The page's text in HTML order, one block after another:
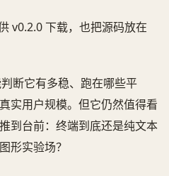
v0.2.0 下载，也把源码放在
断它有多稳、跑在哪些平
实用户规模。但它仍然值得看
到台前：终端到底还是纯文本
形实验场？